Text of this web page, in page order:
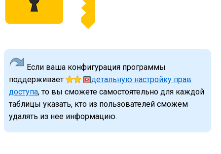
Если ваша конфигурация программы
поддерживает
детальную настройку прав
доступа, то вы сможете самостоятельно для каждой
таблицы указать, кто из пользователей сможем
удалять из нее информацию.